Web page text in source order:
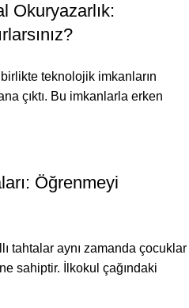
Okuryazarlık:
teknolojik imkanların
çıktı. Bu imkanlarla erken
Öğrenmeyi
tahtalar aynı zamanda çocuklar
sahiptir. İlkokul çağındaki